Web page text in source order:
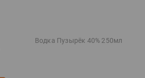
Водка Пузырёк 40% 250мл